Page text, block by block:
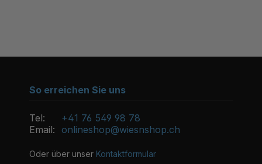
So erreichen Sie uns
Tel:
+41 76 549 98 78
Email: onlineshop@wiesnshop.ch
Oder über unser Kontaktformular